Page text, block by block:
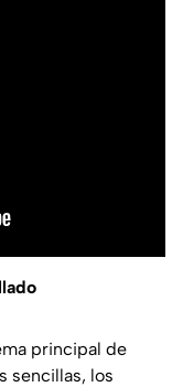
principal de
sencillas, los